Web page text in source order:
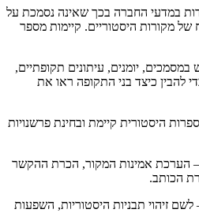
במדעי החברה בכך שאינה נסמכת על
של מקורות היסטוריים. קיימות מספר
במסמכים, יומנים, עיתונים תקופתיים,
להבין כיצד בני התקופה ראו את
היסטורית קיימת ובחינת פרשנויות
– הערכת אמינות המקור, הכרת ההקשר
הכותב.
לשם זיהוי תבניות היסטוריות, השפעות